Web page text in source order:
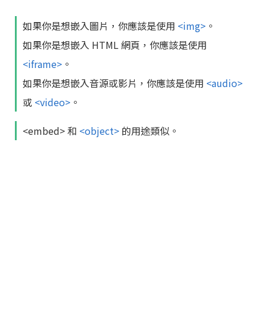
如果你是想嵌入圖片，你應該是使用 <img> 。
如果你是想嵌入 HTML 網頁，你應該是使用
<iframe> 。
如果你是想嵌入音源或影片，你應該是使用 <audio>
或 <video> 。
<embed> 和 <object> 的用途類似。